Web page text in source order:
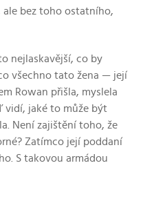
ale bez toho ostatního,
nejlaskavější, co by
všechno tato žena — její
Rowan přišla, myslela
vidí, jaké to může být
Není zajištění toho, že
Zatímco její poddaní
S takovou armádou